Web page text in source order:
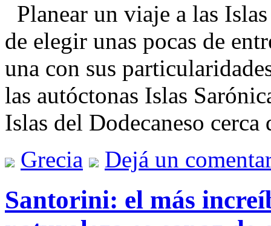
Planear un viaje a las
de elegir unas pocas de
una con sus
las autóctonas Islas
Islas del Dodecaneso
Grecia
Dejá un
Santorini: el más